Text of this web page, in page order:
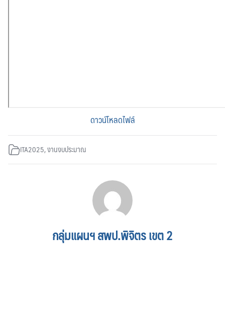
ดาวน์โหลดไฟล์
ITA2025,งานงบประมาณ
กลุ่มแผนฯ สพป.พิจิตร เขต 2